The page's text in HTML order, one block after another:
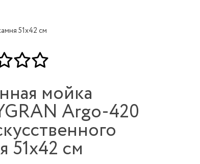
51х42 см
мойка
Argo-420
51х42 см